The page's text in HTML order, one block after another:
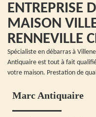
ENTREPRISE
MAISON
RENNEVILLE
Spécialiste en débarras à
Antiquaire est tout à fait
votre maison. Prestation de
Marc Antiquaire